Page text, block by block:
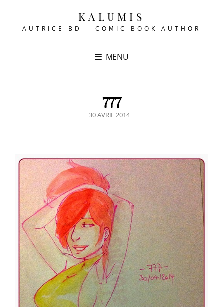
KALUMIS
AUTRICE BD – COMIC BOOK AUTHOR
MENU
777
POSTED
30 AVRIL 2014